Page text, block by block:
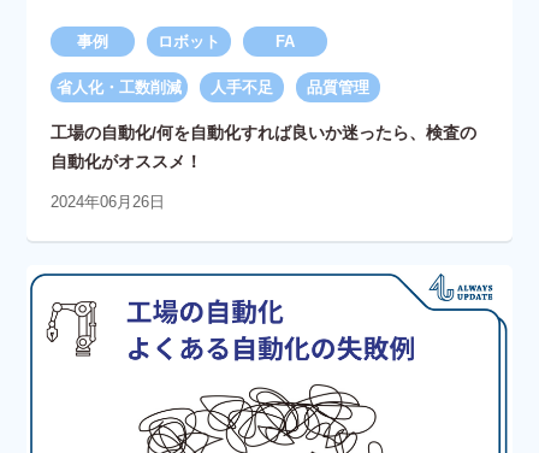
事例 ロボット FA
省人化・工数削減 人手不足 品質管理
工場の自動化/何を自動化すれば良いか迷ったら、検査の
自動化がオススメ！
2024年06月26日